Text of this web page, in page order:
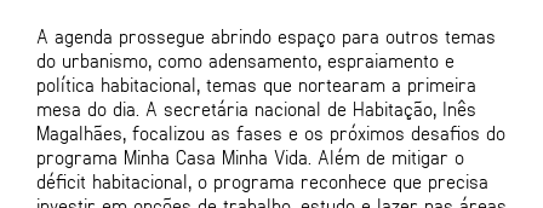
A agenda prossegue abrindo espaço para outros temas
do urbanismo, como adensamento, espraiamento e
política habitacional, temas que nortearam a primeira
mesa do dia. A secretária nacional de Habitação, Inês
Magalhães, focalizou as fases e os próximos desafios do
programa Minha Casa Minha Vida. Além de mitigar o
déficit habitacional, o programa reconhece que precisa